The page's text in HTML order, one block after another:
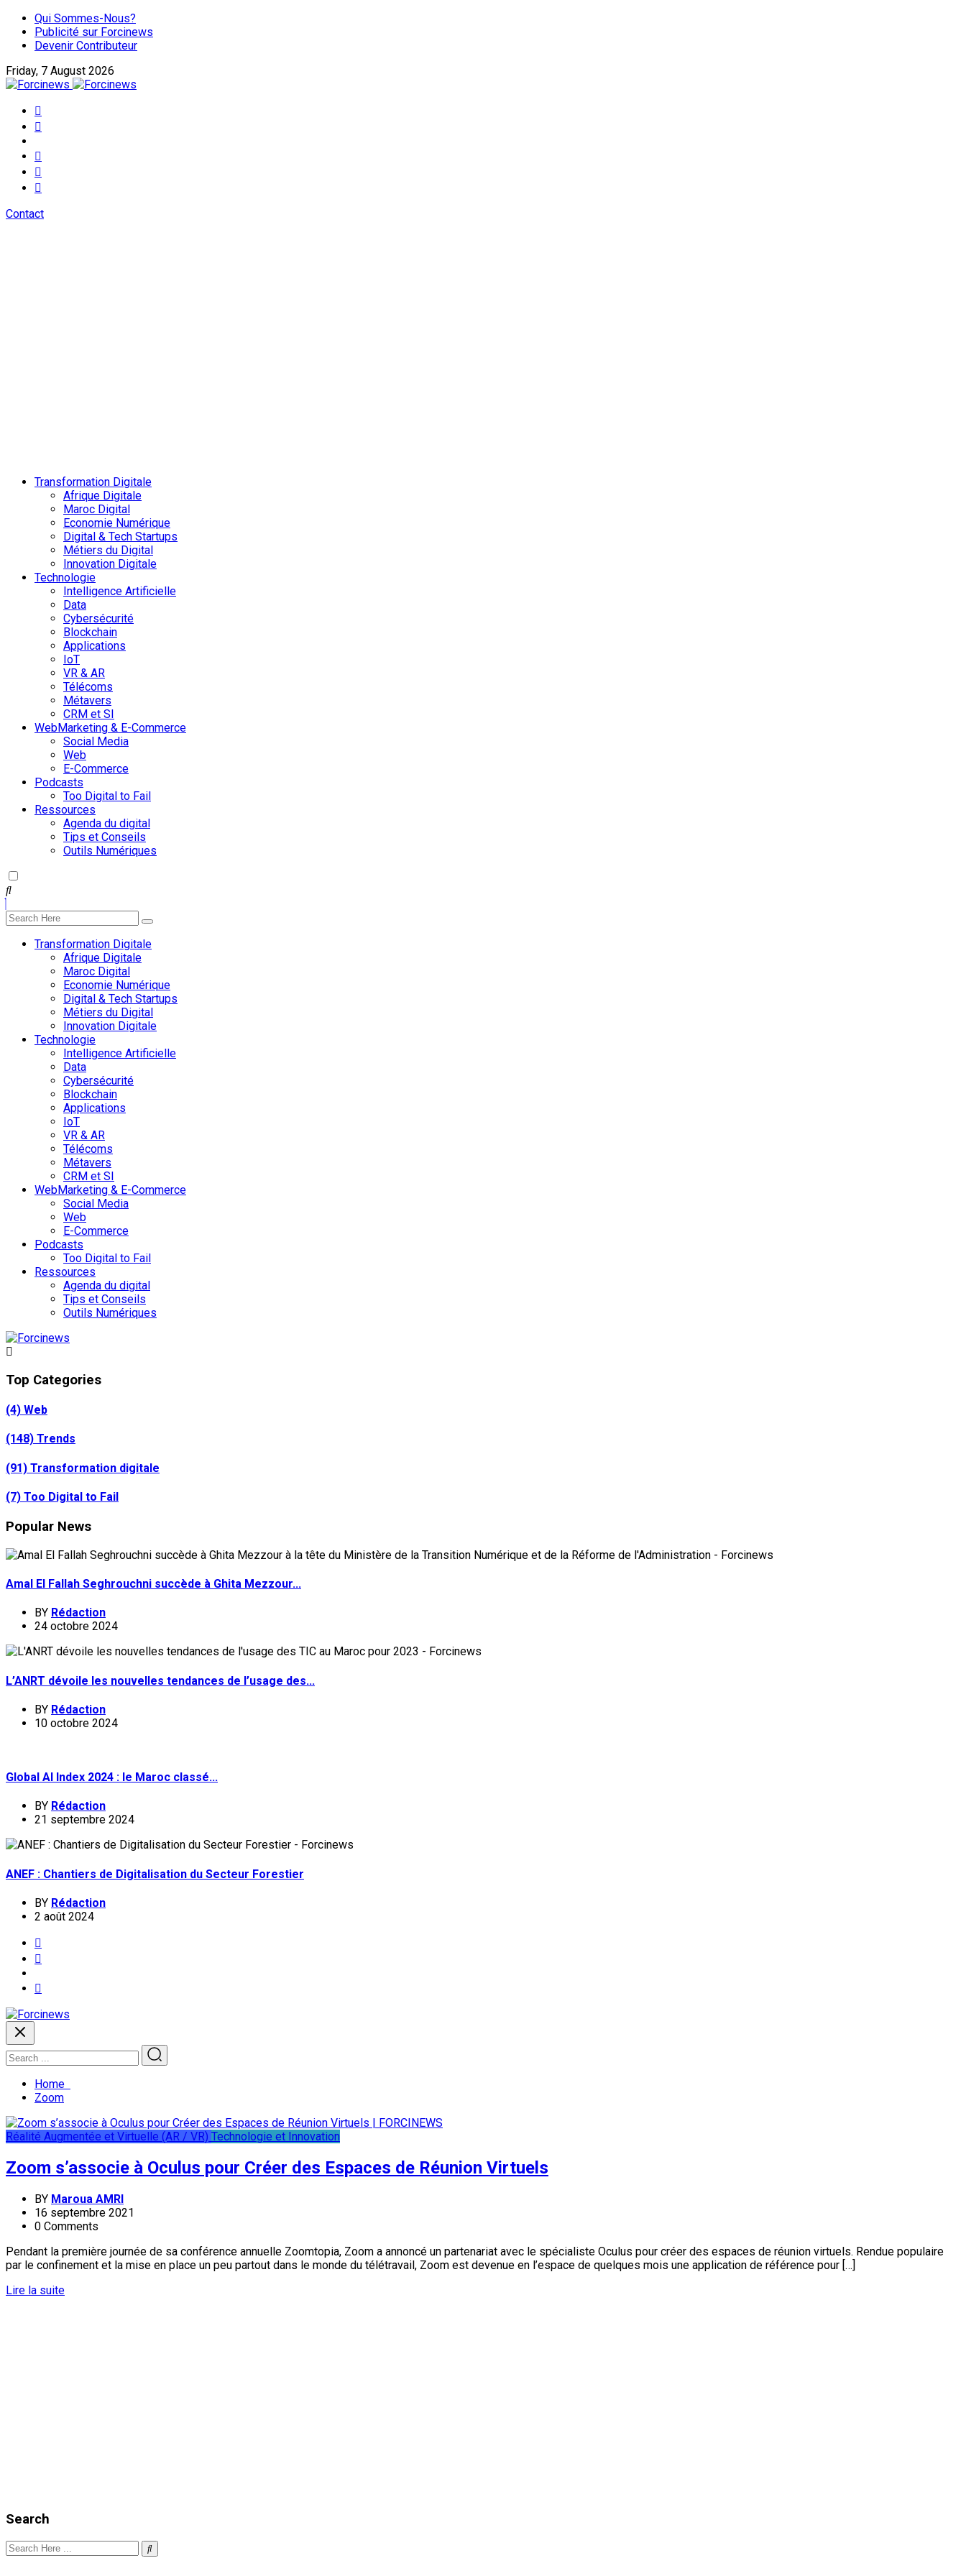
Qui Sommes-Nous?
Publicité sur Forcinews
Devenir Contributeur
Friday, 7 August 2026
Contact
Transformation Digitale
Afrique Digitale
Maroc Digital
Economie Numérique
Digital & Tech Startups
Métiers du Digital
Innovation Digitale
Technologie
Intelligence Artificielle
Data
Cybersécurité
Blockchain
Applications
IoT
VR & AR
Télécoms
Métavers
CRM et SI
WebMarketing & E-Commerce
Social Media
Web
E-Commerce
Podcasts
Too Digital to Fail
Ressources
Agenda du digital
Tips et Conseils
Outils Numériques
Transformation Digitale
Afrique Digitale
Maroc Digital
Economie Numérique
Digital & Tech Startups
Métiers du Digital
Innovation Digitale
Technologie
Intelligence Artificielle
Data
Cybersécurité
Blockchain
Applications
IoT
VR & AR
Télécoms
Métavers
CRM et SI
WebMarketing & E-Commerce
Social Media
Web
E-Commerce
Podcasts
Too Digital to Fail
Ressources
Agenda du digital
Tips et Conseils
Outils Numériques
Top Categories
(4) Web
(148) Trends
(91) Transformation digitale
(7) Too Digital to Fail
Popular News
Amal El Fallah Seghrouchni succède à Ghita Mezzour...
BY Rédaction
24 octobre 2024
L’ANRT dévoile les nouvelles tendances de l’usage des...
BY Rédaction
10 octobre 2024
Global AI Index 2024 : le Maroc classé...
BY Rédaction
21 septembre 2024
ANEF : Chantiers de Digitalisation du Secteur Forestier
BY Rédaction
2 août 2024
Home
Zoom
Réalité Augmentée et Virtuelle (AR / VR) Technologie et Innovation
Zoom s’associe à Oculus pour Créer des Espaces de Réunion Virtuels
BY Maroua AMRI
16 septembre 2021
0 Comments
Pendant la première journée de sa conférence annuelle Zoomtopia, Zoom a annoncé un partenariat avec le spécialiste Oculus pour créer des espaces de réunion virtuels. Rendue populaire
par le confinement et la mise en place un peu partout dans le monde du télétravail, Zoom est devenue en l’espace de quelques mois une application de référence pour […]
Lire la suite
Search